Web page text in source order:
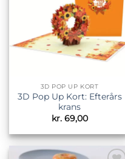
3D POP UP KORT
3D Pop Up Kort: Efterårs
krans
kr.69,00